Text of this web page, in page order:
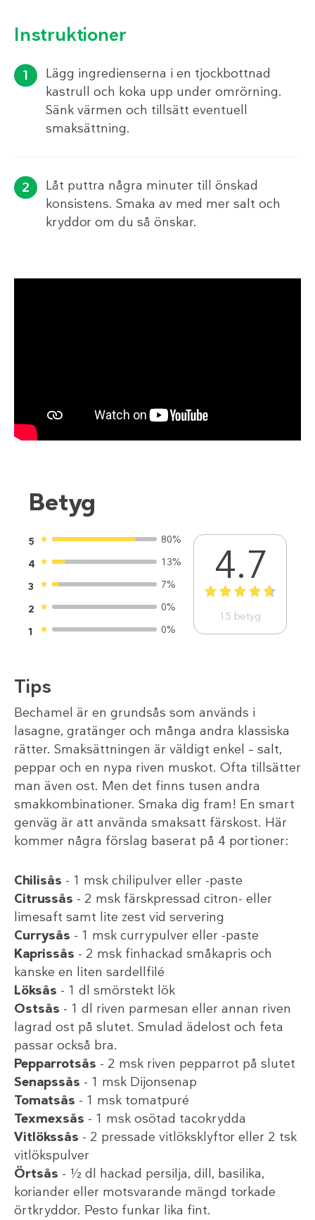
Instruktioner
Lägg ingredienserna i en tjockbottnad
kastrull och koka upp under omrörning.
Sänk värmen och tillsätt eventuell
smaksättning.
Låt puttra några minuter till önskad
konsistens. Smaka av med mer salt och
kryddor om du så önskar.
Betyg
5
80%
4
13%
3
7%
2
0%
1
0%
4.7
1 2 3 4 5
15 betyg
Tips
Bechamel är en grundsås som används i
lasagne, gratänger och många andra klassiska
rätter. Smaksättningen är väldigt enkel – salt,
peppar och en nypa riven muskot. Ofta tillsätter
man även ost. Men det finns tusen andra
smakkombinationer. Smaka dig fram! En smart
genväg är att använda smaksatt färskost. Här
kommer några förslag baserat på 4 portioner:
Chilisås - 1 msk chilipulver eller -paste
Citrussås - 2 msk färskpressad citron- eller
limesaft samt lite zest vid servering
Currysås - 1 msk currypulver eller -paste
Kaprissås - 2 msk finhackad småkapris och
kanske en liten sardellfilé
Löksås - 1 dl smörstekt lök
Ostsås - 1 dl riven parmesan eller annan riven
lagrad ost på slutet. Smulad ädelost och feta
passar också bra.
Pepparrotsås - 2 msk riven pepparrot på slutet
Senapssås - 1 msk Dijonsenap
Tomatsås - 1 msk tomatpuré
Texmexsås - 1 msk osötad tacokrydda
Vitlökssås - 2 pressade vitlöksklyftor eller 2 tsk
vitlökspulver
Örtsås - ½ dl hackad persilja, dill, basilika,
koriander eller motsvarande mängd torkade
örtkryddor. Pesto funkar lika fint.